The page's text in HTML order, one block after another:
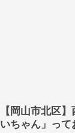
【岡山市北区
いちゃん」っ